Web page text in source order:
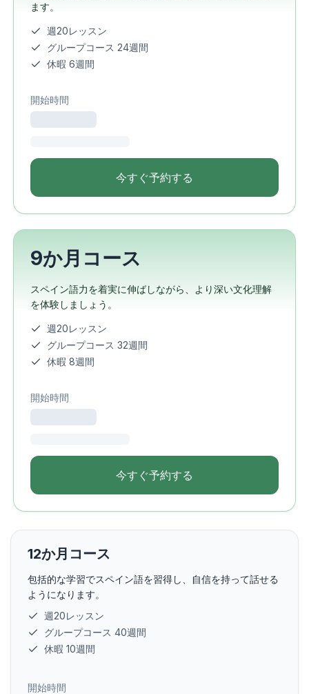
ます。
週20レッスン
グループコース 24週間
休暇 6週間
開始時間
今すぐ予約する
9か月コース
スペイン語力を着実に伸ばしながら、より深い文化理解
を体験しましょう。
週20レッスン
グループコース 32週間
休暇 8週間
開始時間
今すぐ予約する
12か月コース
包括的な学習でスペイン語を習得し、自信を持って話せる
ようになります。
週20レッスン
グループコース 40週間
休暇 10週間
開始時間